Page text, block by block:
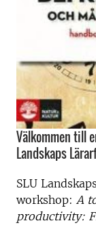
Välkommen till
Landskaps
SLU
workshop: A
productivity: